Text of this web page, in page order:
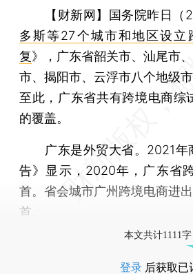
【财新网】 国务院昨日（
多斯等27个城市和地区设
复》，广东省韶关市、汕尾市
市、揭阳市、云浮市八个地级
至此，广东省共有跨境电商综
的覆盖。
广东是外贸大省。2021年
告》显示，2020年，广东省
首。省会城市广州跨境电商进
首。
本文共计1111
登录 后获取已